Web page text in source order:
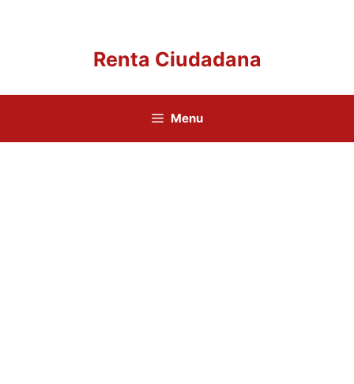
Renta Ciudadana
Menu